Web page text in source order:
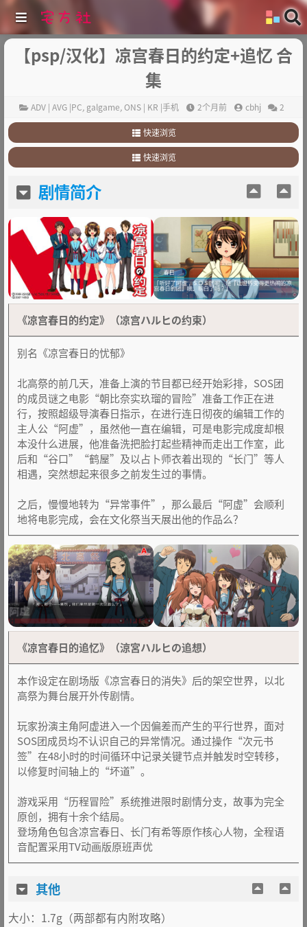
【psp/汉化】凉宫春日的约定+追忆 合
集
ADV | AVG |PC, galgame,ONS | KR |手机 2个月前 cbhj 2
快速浏览
1.剧情简介
2.其他
快速浏览
2.其他剧情简介
《凉宫春日的约定》（凉宫ハルヒの约束）
别名《凉宫春日的忧郁》
北高祭的前几天，准备上演的节目都已经开始彩排，SOS团
的成员谜之电影“朝比奈实玖瑠的冒险”准备工作正在进
行，按照超级导演春日指示，在进行连日彻夜的编辑工作的
主人公“阿虚”，虽然他一直在编辑，可是电影完成度却根
本没什么进展，他准备洗把脸打起些精神而走出工作室，此
后和“谷口”“鹤屋”及以占卜师衣着出现的“长门”等人
相遇，突然想起来很多之前发生过的事情。
之后，慢慢地转为“异常事件”，那么最后“阿虚”会顺利
地将电影完成，会在文化祭当天展出他的作品么？
《凉宫春日的追忆》（涼宮ハルヒの追想）
本作设定在剧场版《凉宫春日的消失》后的架空世界，以北
高祭为舞台展开外传剧情。
玩家扮演主角阿虚进入一个因偏差而产生的平行世界，面对
SOS团成员均不认识自己的异常情况。通过操作“次元书
签”在48小时的时间循环中记录关键节点并触发时空转移，
以修复时间轴上的“坏道”。
游戏采用“历程冒险”系统推进限时剧情分支，故事为完全
原创，拥有十余个结局。
登场角色包含凉宫春日、长门有希等原作核心人物，全程语
音配置采用TV动画版原班声优
其他
大小：1.7g（两部都有内附攻略）